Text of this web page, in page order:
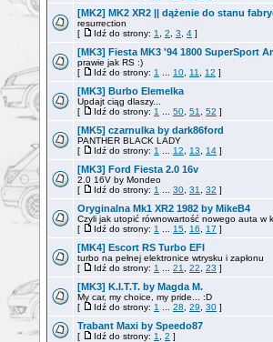
[MK2] MK2 XR2 || dążenie do stanu
resurrection
[
Idź do strony: 1 2 3 4 ]
[MK3] Fiesta MK3 '94 1800 SuperSport
prawie jak RS :)
[
Idź do strony: 1 10 11 12 ]
[MK3] Burbo Elemelka
Updajt ciąg dlaszy...
[
Idź do strony: 1 50 51 52 ]
[MK5] czarnulka by dark86ford
PANTHER BLACK LADY
[
Idź do strony: 1 12 13 14 ]
[MK3] Ford Fiesta 2.0 16v
2.0 16V by Mondeo
[
Idź do strony: 1 30 31 32 ]
Oryginalna Mk1 XR2 1982 by MikeB4
Czyli jak utopić równowartość nowego auta w
[
Idź do strony: 1 15 16 17 ]
[MK4] Escort RS Turbo EFI
turbo na pełnej elektronice wtrysku i zapłonu
[
Idź do strony: 1 21 22 23 ]
[MK3] K.I.T.T. by Magda M.
My car, my choice, my pride... :D
[
Idź do strony: 1 28 29 30 ]
Trabant Maxi by Speedo87
[ Idź do strony: 1 2 ]